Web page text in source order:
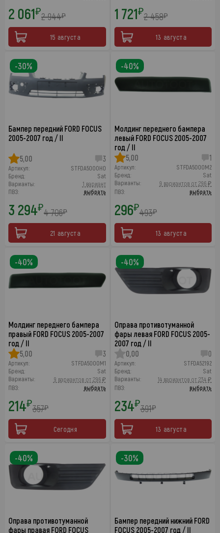
2 061₽2 944₽
15 августа
1 721₽2 458₽
13 августа
Бампер передний FORD FOCUS
2005-2007 год / II
5,00 3
Артикул:
STFDA5000H0
Бренд:
Sat
Варианты:
1 вариант
ПВЗ:
выбрать
3 294₽4 706₽
21 августа
-30%
Молдинг переднего бампера
левый FORD FOCUS 2005-2007
год / II
5,00
1
Артикул:
STFDA5000M2
Бренд:
Sat
Варианты:
9 вариантов от 296 ₽
ПВЗ:
выбрать
296₽493₽
13 августа
-40%
Молдинг переднего бампера
правый FORD FOCUS 2005-2007
год / II
5,00
3
Артикул:
STFDA5000M1
Бренд:
Sat
Варианты:
9 вариантов от 296 ₽
ПВЗ:
выбрать
214₽357₽
Сегодня
-40%
Оправа противотуманной
фары левая FORD FOCUS 2005-
2007 год / II
0,00
0
Артикул:
STFDA52192
Бренд:
Sat
Варианты:
14 вариантов от 234 ₽
ПВЗ:
выбрать
234₽391₽
13 августа
-40%
Оправа противотуманной
фары правая FORD FOCUS
-40%
Бампер передний нижний FORD
FOCUS 2005-2007 год / II
-30%